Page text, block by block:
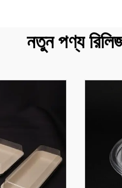
নতুন পণ্য